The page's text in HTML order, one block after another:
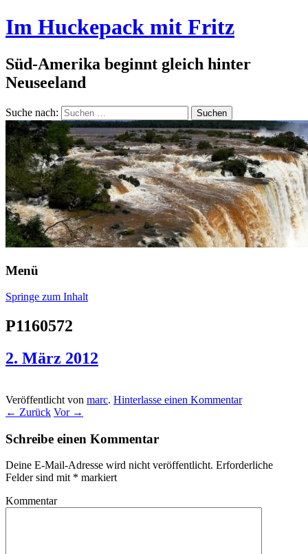
Im Huckepack mit Fritz
Süd-Amerika beginnt gleich hinter
Neuseeland
Suche nach:
Menü
Springe zum Inhalt
P1160572
2. März 2012
Veröffentlicht von marc. Hinterlasse einen Kommentar
← Zurück Vor →
Schreibe einen Kommentar
Deine E-Mail-Adresse wird nicht veröffentlicht. Erforderliche
Felder sind mit * markiert
Kommentar